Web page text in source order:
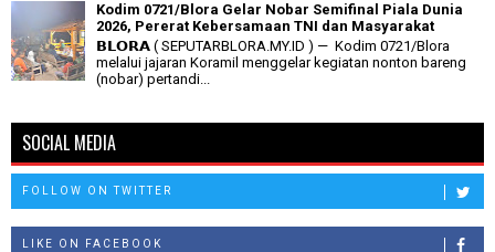
Kodim 0721/Blora Gelar Nobar Semifinal Piala Dunia
2026, Pererat Kebersamaan TNI dan Masyarakat
𝗕𝗟𝗢𝗥𝗔 ( SEPUTARBLORA.MY.ID ) — Kodim 0721/Blora
melalui jajaran Koramil menggelar kegiatan nonton bareng
(nobar) pertandi...
SOCIAL MEDIA
FOLLOW ON TWITTER
LIKE ON FACEBOOK